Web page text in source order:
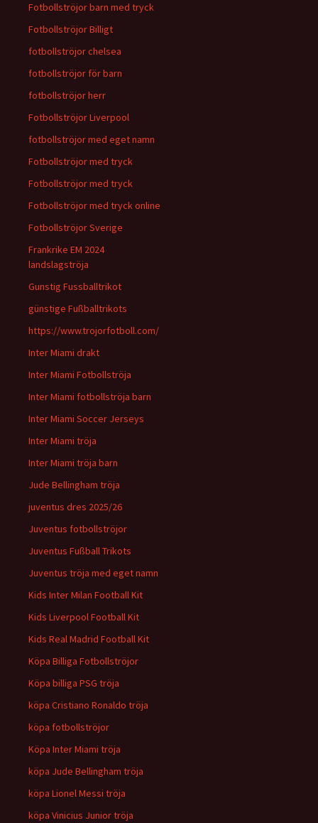
Fotbollströjor barn med tryck
Fotbollströjor Billigt
fotbollströjor chelsea
fotbollströjor för barn
fotbollströjor herr
Fotbollströjor Liverpool
fotbollströjor med eget namn
Fotbollströjor med tryck
Fotbollströjor med tryck
Fotbollströjor med tryck online
Fotbollströjor Sverige
Frankrike EM 2024
landslagströja
Gunstig Fussballtrikot
günstige Fußballtrikots
https://www.trojorfotboll.com/
Inter Miami drakt
Inter Miami Fotbollströja
Inter Miami fotbollströja barn
Inter Miami Soccer Jerseys
Inter Miami tröja
Inter Miami tröja barn
Jude Bellingham tröja
juventus dres 2025/26
Juventus fotbollströjor
Juventus Fußball Trikots
Juventus tröja med eget namn
Kids Inter Milan Football Kit
Kids Liverpool Football Kit
Kids Real Madrid Football Kit
Köpa Billiga Fotbollströjor
Köpa billiga PSG tröja
köpa Cristiano Ronaldo tröja
köpa fotbollströjor
Köpa Inter Miami tröja
köpa Jude Bellingham tröja
köpa Lionel Messi tröja
köpa Vinicius Junior tröja